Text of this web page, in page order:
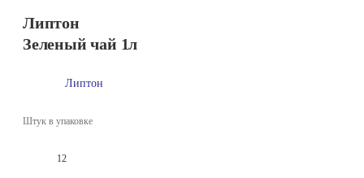
Липтон
Зеленый чай 1л
Липтон
Штук в упаковке
12